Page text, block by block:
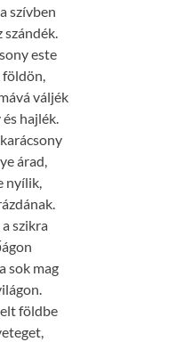
szívben
szándék.
este
földön,
váljék
hajlék.
árad,
nyílik,
a szikra
sok mag
földbe